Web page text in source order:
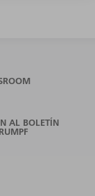
AL BOLETÍN